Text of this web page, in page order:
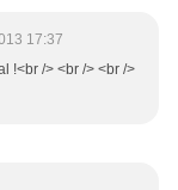
17:37
!<br /> <br /> <br />